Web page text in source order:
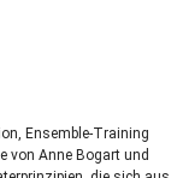
Ensemble-Training
von Anne Bogart und